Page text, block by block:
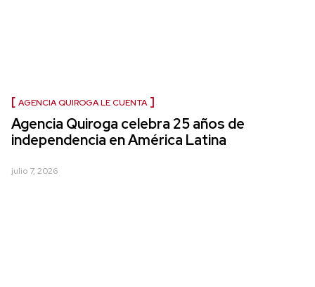
AGENCIA QUIROGA LE CUENTA
Agencia Quiroga celebra 25 años de
independencia en América Latina
julio 7, 2026